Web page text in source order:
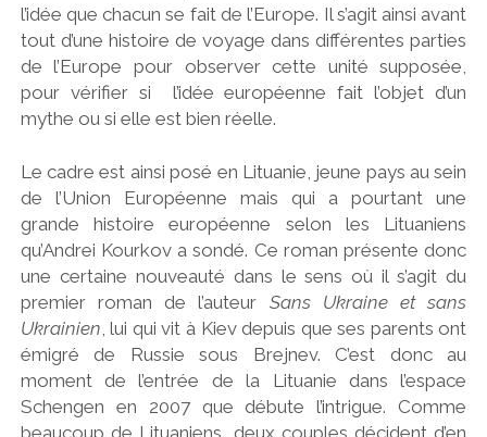
l’idée que chacun se fait de l’Europe. Il s’agit ainsi avant
tout d’une histoire de voyage dans différentes parties
de l’Europe pour observer cette unité supposée,
pour vérifier si l’idée européenne fait l’objet d’un
mythe ou si elle est bien réelle.
Le cadre est ainsi posé en Lituanie, jeune pays au sein
de l’Union Européenne mais qui a pourtant une
grande histoire européenne selon les Lituaniens
qu’Andrei Kourkov a sondé. Ce roman présente donc
une certaine nouveauté dans le sens où il s’agit du
premier roman de l’auteur Sans Ukraine et sans
Ukrainien, lui qui vit à Kiev depuis que ses parents ont
émigré de Russie sous Brejnev. C’est donc au
moment de l’entrée de la Lituanie dans l’espace
Schengen en 2007 que débute l’intrigue. Comme